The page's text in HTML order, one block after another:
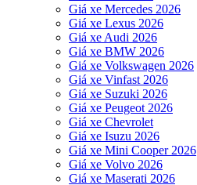
Giá xe Mercedes 2026
Giá xe Lexus 2026
Giá xe Audi 2026
Giá xe BMW 2026
Giá xe Volkswagen 2026
Giá xe Vinfast 2026
Giá xe Suzuki 2026
Giá xe Peugeot 2026
Giá xe Chevrolet
Giá xe Isuzu 2026
Giá xe Mini Cooper 2026
Giá xe Volvo 2026
Giá xe Maserati 2026